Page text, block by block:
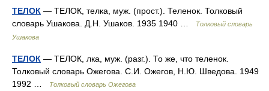
ТЕЛОК — ТЕЛОК, телка, муж. (прост.). Теленок. Толковый
словарь Ушакова. Д.Н. Ушаков. 1935 1940 …
Толковый словарь
Ушакова
ТЕЛОК — ТЕЛОК, лка, муж. (разг.). То же, что теленок.
Толковый словарь Ожегова. С.И. Ожегов, Н.Ю. Шведова. 1949
1992 …
Толковый словарь Ожегова